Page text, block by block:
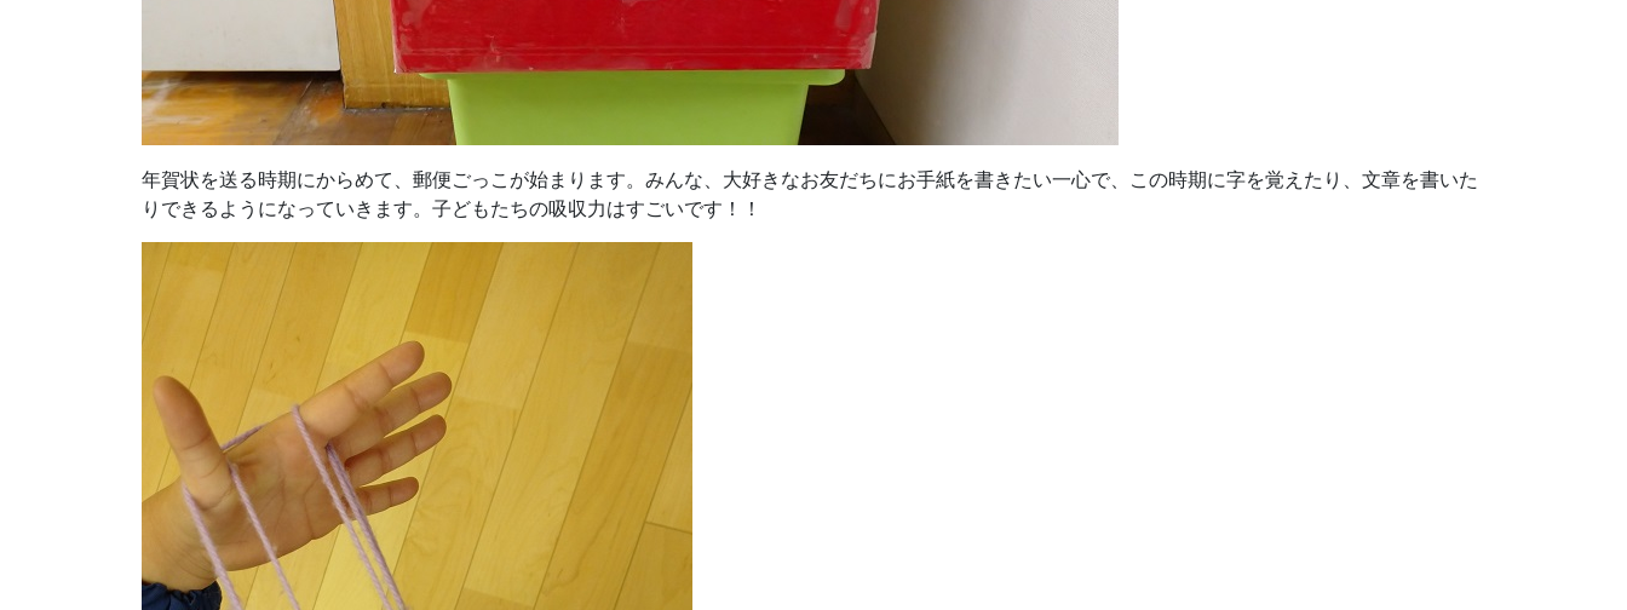
年賀状を送る時期にからめて、郵便ごっこが始まります。みんな、大好きなお友だちにお手紙を書きたい一心で、この時期に字を覚えたり、文章を書いた
りできるようになっていきます。子どもたちの吸収力はすごいです！！